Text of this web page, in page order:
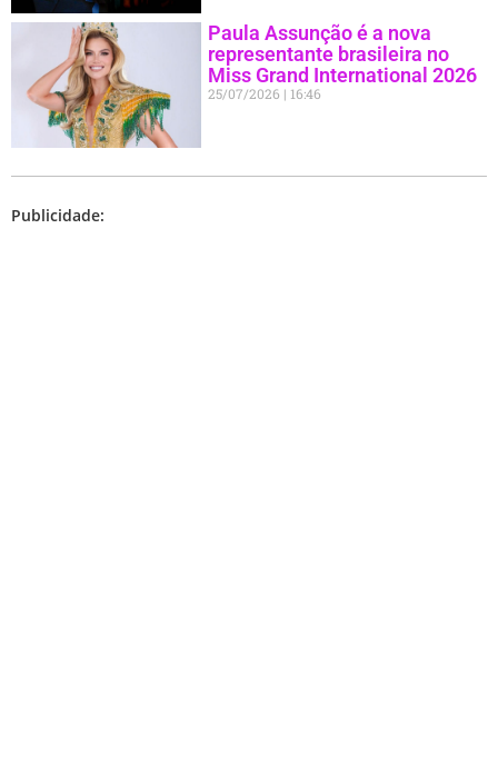
Paula Assunção é a nova
representante brasileira no
Miss Grand International 2026
25/07/2026 16:46
Publicidade: